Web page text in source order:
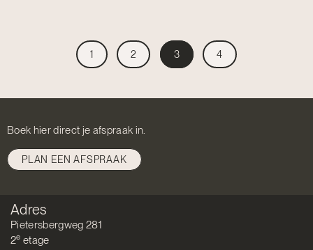
1 2 3 4
Boek hier direct je afspraak in.
PLAN EEN AFSPRAAK
Adres
Pietersbergweg 281
2e etage